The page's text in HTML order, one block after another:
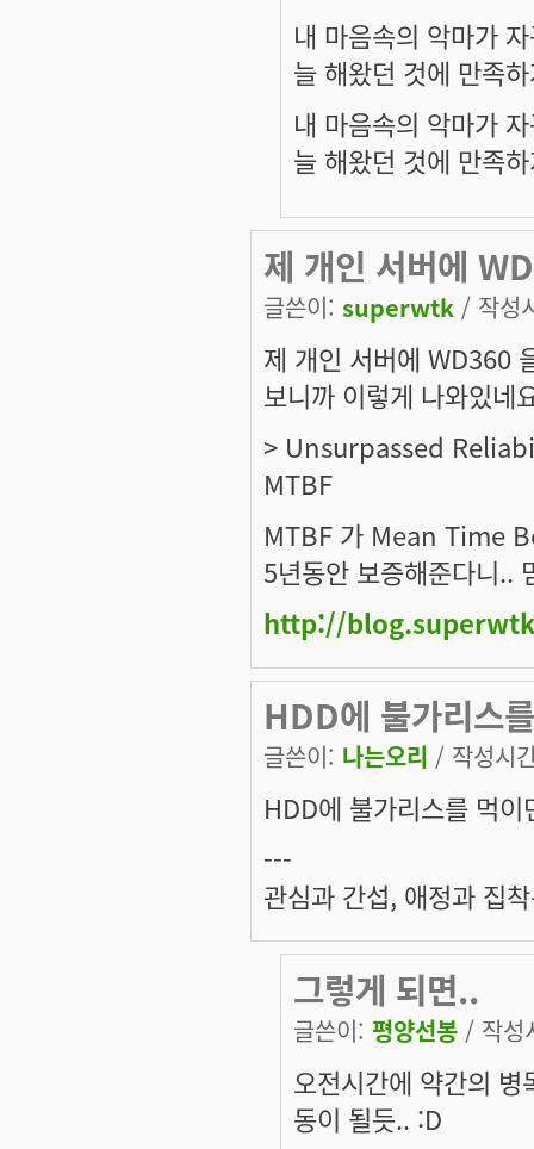
내 마음속의 악마가
늘 해왔던 것에 만족
내 마음속의 악마가
늘 해왔던 것에 만족
제 개인 서버에
글쓴이: superwtk / 작성
제 개인 서버에 WD360
보니까 이렇게 나와있네
> Unsurpassed
MTBF
MTBF 가 Mean Time
5년동안 보증해준다니..
http://
HDD에 불가리스를
글쓴이: 나는오리 / 작성시
HDD에 불가리스를 먹
---
관심과 간섭, 애정과 집
그렇게 되면..
글쓴이: 평양선봉 / 작성
오전시간에 약간의
동이 될듯.. :D